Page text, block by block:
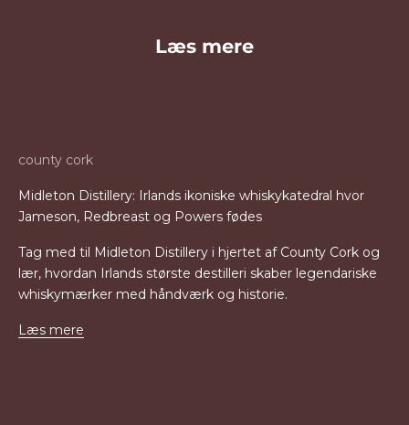
Læs mere
county cork
Midleton Distillery: Irlands ikoniske whiskykatedral hvor
Jameson, Redbreast og Powers fødes
Tag med til Midleton Distillery i hjertet af County Cork og
lær, hvordan Irlands største destilleri skaber legendariske
whiskymærker med håndværk og historie.
Læs mere